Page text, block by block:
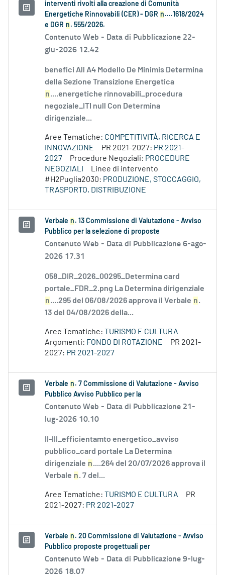
interventi rivolti alla creazione di Comunità
Energetiche Rinnovabili (CER) - DGR n ....1618/2024
e DGR n . 555/2026.
Contenuto Web - Data di Pubblicazione 22-
giu-2026 12.42
benefici All A4 Modello De Minimis Determina
della Sezione Transizione Energetica
n....energetiche rinnovabili_procedura
negoziale_ITI null Con Determina
dirigenziale...
Aree Tematiche: COMPETITIVITÀ, RICERCA E
INNOVAZIONE
PR 2021-2027: PR 2021-
2027
Procedure Negoziali: PROCEDURE
NEGOZIALI
Linee di intervento
#H2Puglia2030: PRODUZIONE, STOCCAGGIO,
TRASPORTO, DISTRIBUZIONE
Verbale n . 13 Commissione di Valutazione - Avviso
Pubblico per la selezione di proposte
Contenuto Web - Data di Pubblicazione 6-ago-
2026 17.31
058_DIR_2026_00295_Determina card
portale_FDR_2.png La Determina dirigenziale
n....295 del 06/08/2026 approva il Verbale n.
13 del 04/08/2026 della...
Aree Tematiche: TURISMO E CULTURA
Argomenti: FONDO DI ROTAZIONE
PR 2021-
2027: PR 2021-2027
Verbale n . 7 Commissione di Valutazione - Avviso
Pubblico Avviso Pubblico per la
Contenuto Web - Data di Pubblicazione 21-
lug-2026 10.10
II-III_efficientamto energetico_avviso
pubblico_card portale La Determina
dirigenziale n....264 del 20/07/2026 approva il
Verbale n. 7 del...
Aree Tematiche: TURISMO E CULTURA
PR
2021-2027: PR 2021-2027
Verbale n . 20 Commissione di Valutazione - Avviso
Pubblico proposte progettuali per
Contenuto Web - Data di Pubblicazione 9-lug-
2026 18.07